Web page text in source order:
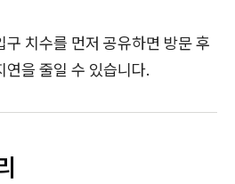
구 치수를 먼저 공유하면 방문 후
을 줄일 수 있습니다.